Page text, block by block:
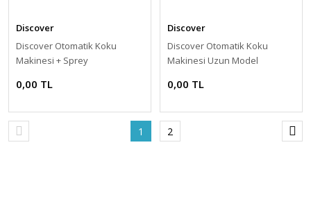
Discover
Discover Otomatik Koku
Makinesi + Sprey
0,00 TL
Discover
Discover Otomatik Koku
Makinesi Uzun Model
0,00 TL
1 2